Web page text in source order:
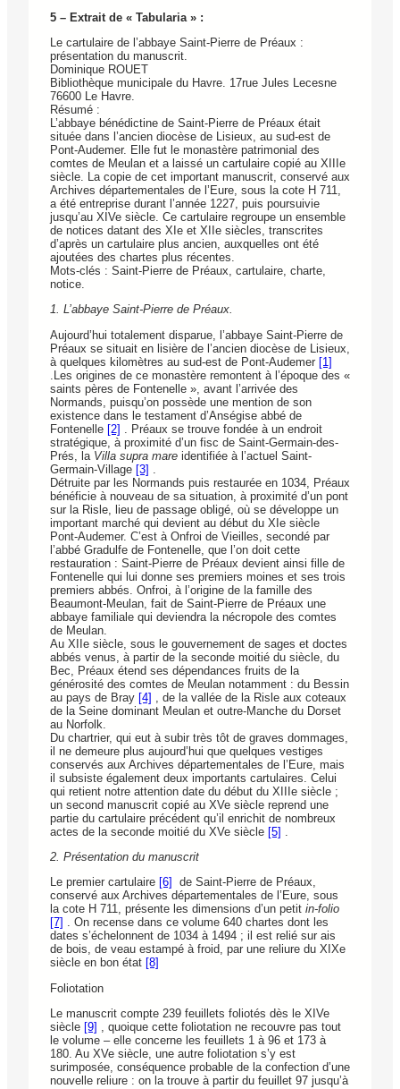
5 – Extrait de « Tabularia » :
Le cartulaire de l’abbaye Saint-Pierre de Préaux :
présentation du manuscrit.
Dominique ROUET
Bibliothèque municipale du Havre. 17rue Jules Lecesne
76600 Le Havre.
Résumé :
L’abbaye bénédictine de Saint-Pierre de Préaux était
située dans l’ancien diocèse de Lisieux, au sud-est de
Pont-Audemer. Elle fut le monastère patrimonial des
comtes de Meulan et a laissé un cartulaire copié au XIIIe
siècle. La copie de cet important manuscrit, conservé aux
Archives départementales de l’Eure, sous la cote H 711,
a été entreprise durant l’année 1227, puis poursuivie
jusqu’au XIVe siècle. Ce cartulaire regroupe un ensemble
de notices datant des XIe et XIIe siècles, transcrites
d’après un cartulaire plus ancien, auxquelles ont été
ajoutées des chartes plus récentes.
Mots-clés : Saint-Pierre de Préaux, cartulaire, charte,
notice.
1. L’abbaye Saint-Pierre de Préaux.
Aujourd’hui totalement disparue, l’abbaye Saint-Pierre de
Préaux se situait en lisière de l’ancien diocèse de Lisieux,
à quelques kilomètres au sud-est de Pont-Audemer [1]
.Les origines de ce monastère remontent à l’époque des «
saints pères de Fontenelle », avant l’arrivée des
Normands, puisqu’on possède une mention de son
existence dans le testament d’Anségise abbé de
Fontenelle [2] . Préaux se trouve fondée à un endroit
stratégique, à proximité d’un fisc de Saint-Germain-des-
Prés, la Villa supra mare identifiée à l’actuel Saint-
Germain-Village [3]
Détruite par les Normands puis restaurée en 1034, Préaux
bénéficie à nouveau de sa situation, à proximité d’un pont
sur la Risle, lieu de passage obligé, où se développe un
important marché qui devient au début du XIe siècle
Pont-Audemer. C’est à Onfroi de Vieilles, secondé par
l’abbé Gradulfe de Fontenelle, que l’on doit cette
restauration : Saint-Pierre de Préaux devient ainsi fille de
Fontenelle qui lui donne ses premiers moines et ses trois
premiers abbés. Onfroi, à l’origine de la famille des
Beaumont-Meulan, fait de Saint-Pierre de Préaux une
abbaye familiale qui deviendra la nécropole des comtes
de Meulan.
Au XIIe siècle, sous le gouvernement de sages et doctes
abbés venus, à partir de la seconde moitié du siècle, du
Bec, Préaux étend ses dépendances fruits de la
générosité des comtes de Meulan notamment : du Bessin
au pays de Bray [4] , de la vallée de la Risle aux coteaux
de la Seine dominant Meulan et outre-Manche du Dorset
au Norfolk.
Du chartrier, qui eut à subir très tôt de graves dommages,
il ne demeure plus aujourd’hui que quelques vestiges
conservés aux Archives départementales de l’Eure, mais
il subsiste également deux importants cartulaires. Celui
qui retient notre attention date du début du XIIIe siècle ;
un second manuscrit copié au XVe siècle reprend une
partie du cartulaire précédent qu’il enrichit de nombreux
actes de la seconde moitié du XVe siècle [5]
2. Présentation du manuscrit
Le premier cartulaire [6]
de Saint-Pierre de Préaux,
conservé aux Archives départementales de l’Eure, sous
la cote H 711, présente les dimensions d’un petit in-folio
[7] . On recense dans ce volume 640 chartes dont les
dates s’échelonnent de 1034 à 1494 ; il est relié sur ais
de bois, de veau estampé à froid, par une reliure du XIXe
siècle en bon état [8]
Foliotation
Le manuscrit compte 239 feuillets foliotés dès le XIVe
siècle [9]
, quoique cette foliotation ne recouvre pas tout
le volume – elle concerne les feuillets 1 à 96 et 173 à
180. Au XVe siècle, une autre foliotation s’y est
surimposée, conséquence probable de la confection d’une
nouvelle reliure : on la trouve à partir du feuillet 97 jusqu’à